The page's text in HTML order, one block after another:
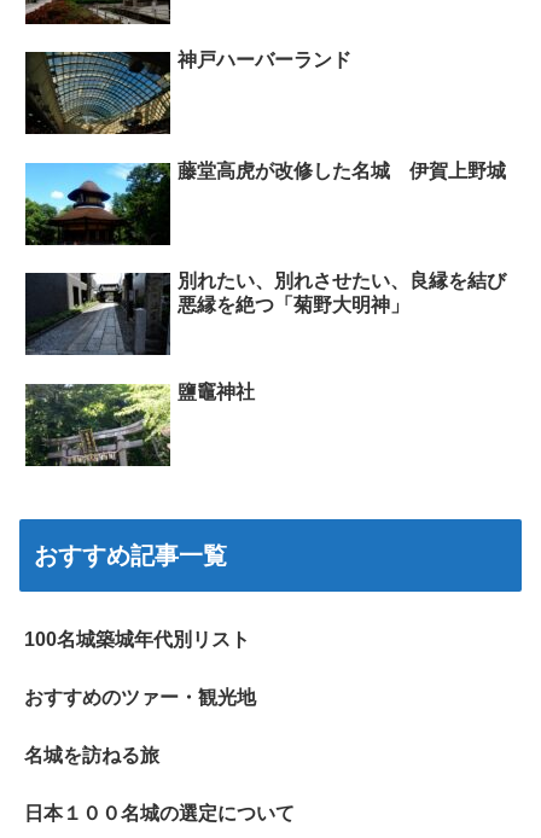
神戸ハーバーランド
藤堂高虎が改修した名城 伊賀上野城
別れたい、別れさせたい、良縁を結び
悪縁を絶つ「菊野大明神」
鹽竈神社
おすすめ記事一覧
100名城築城年代別リスト
おすすめのツァー・観光地
名城を訪ねる旅
日本１００名城の選定について